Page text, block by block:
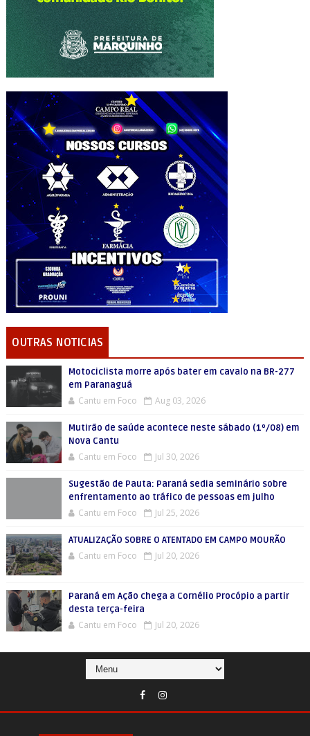
OUTRAS NOTICIAS
Motociclista morre após bater em cavalo na BR-277
em Paranaguá
Cantu em Foco Aug 03, 2026
Mutirão de saúde acontece neste sábado (1º/08) em
Nova Cantu
Cantu em Foco Jul 30, 2026
Sugestão de Pauta: Paraná sedia seminário sobre
enfrentamento ao tráfico de pessoas em julho
Cantu em Foco Jul 25, 2026
ATUALIZAÇÃO SOBRE O ATENTADO EM CAMPO MOURÃO
Cantu em Foco Jul 20, 2026
Paraná em Ação chega a Cornélio Procópio a partir
desta terça-feira
Cantu em Foco Jul 20, 2026